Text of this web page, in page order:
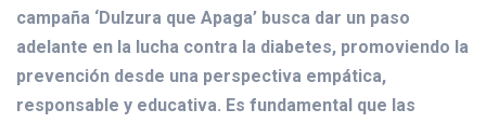
campaña ‘Dulzura que Apaga’ busca dar un paso
adelante en la lucha contra la diabetes, promoviendo la
prevención desde una perspectiva empática,
responsable y educativa. Es fundamental que las